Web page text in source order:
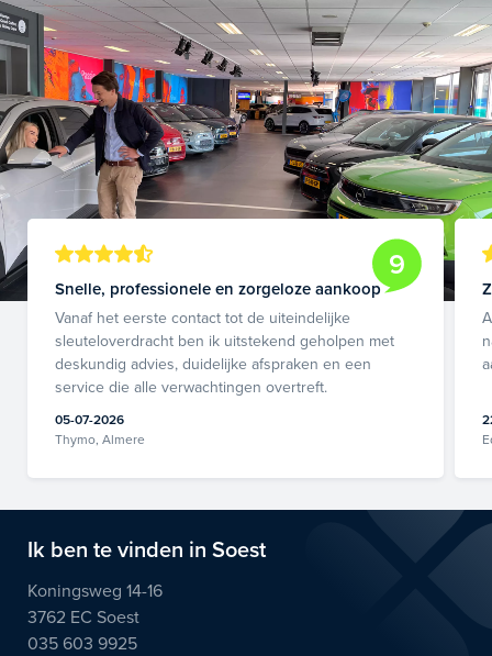
9
Snelle, professionele en zorgeloze aankoop
Vanaf het eerste contact tot de uiteindelijke
sleuteloverdracht ben ik uitstekend geholpen met
deskundig advies, duidelijke afspraken en een
service die alle verwachtingen overtreft.
05-07-2026
Thymo, Almere
Ik ben te vinden in Soest
Koningsweg 14-16
3762 EC Soest
035 603 9925